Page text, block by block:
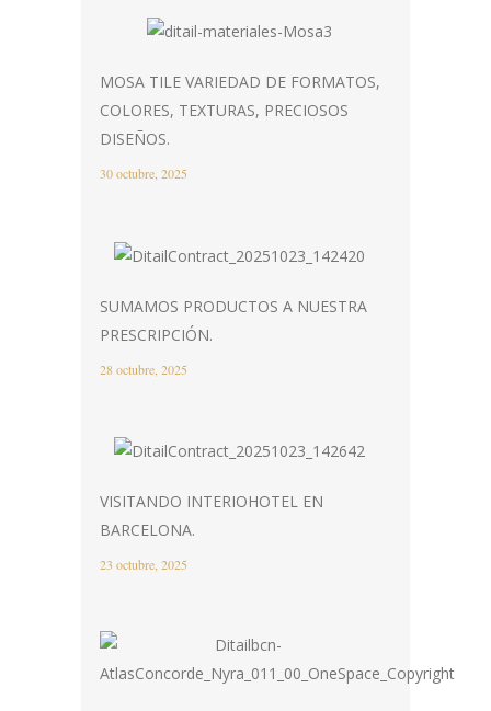
MOSA TILE VARIEDAD DE FORMATOS,
COLORES, TEXTURAS, PRECIOSOS
DISEÑOS.
30 octubre, 2025
SUMAMOS PRODUCTOS A NUESTRA
PRESCRIPCIÓN.
28 octubre, 2025
VISITANDO INTERIOHOTEL EN
BARCELONA.
23 octubre, 2025